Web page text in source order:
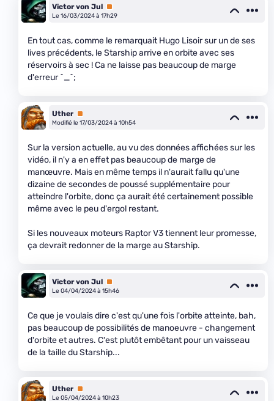
Victor von Jul Premium
Le 16/03/2024 à 17h29
En tout cas, comme le remarquait Hugo Lisoir sur un de ses
lives précédents, le Starship arrive en orbite avec ses
réservoirs à sec ! Ca ne laisse pas beaucoup de marge
d'erreur ^_^;
Uther Premium
Modifié le 17/03/2024 à 10h54
Sur la version actuelle, au vu des données affichées sur les
vidéo, il n'y a en effet pas beaucoup de marge de
manœuvre. Mais en même temps il n'aurait fallu qu'une
dizaine de secondes de poussé supplémentaire pour
atteindre l'orbite, donc ça aurait été certainement possible
même avec le peu d'ergol restant.
Si les nouveaux moteurs Raptor V3 tiennent leur promesse,
ça devrait redonner de la marge au Starship.
Victor von Jul Premium
Le 04/04/2024 à 15h46
Ce que je voulais dire c'est qu'une fois l'orbite atteinte, bah,
pas beaucoup de possibilités de manoeuvre - changement
d'orbite et autres. C'est plutôt embêtant pour un vaisseau
de la taille du Starship...
Uther Premium
Le 05/04/2024 à 10h23